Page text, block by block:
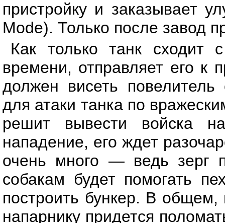
пристройку и заказывает
Mode). Только после завод
Как только танк сходит
времени, отправляет его к
должен висеть повелитель
для атаки танка по
решит вывести войска
нападение, его ждет
очень много — ведь зерг
собакам будет помогать
построить бункер. В общем,
напарнику придется